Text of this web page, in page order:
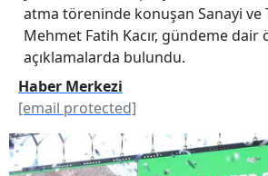
atma töreninde konuşan Sanayi ve
Mehmet Fatih Kacır, gündeme dair
açıklamalarda bulundu.
Haber Merkezi
[email protected]